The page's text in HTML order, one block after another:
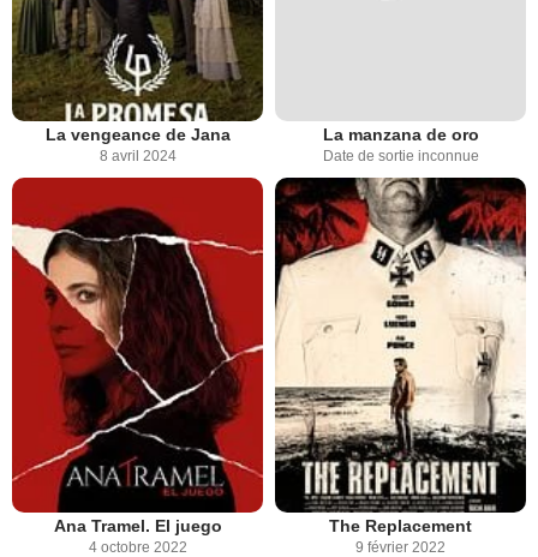
La vengeance de Jana
8 avril 2024
La manzana de oro
Date de sortie inconnue
Ana Tramel. El juego
4 octobre 2022
The Replacement
9 février 2022